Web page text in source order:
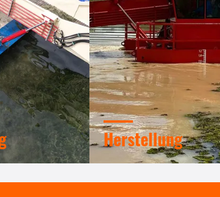
für
Herstellung
Maschinen, streng